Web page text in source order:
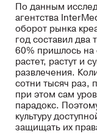
По данным
агентства
оборот рынка
год составил два
60% пришлось на
растет, растут и
развлечения.
сотни тысяч раз,
при этом сам
парадокс.
культуру
защищать их